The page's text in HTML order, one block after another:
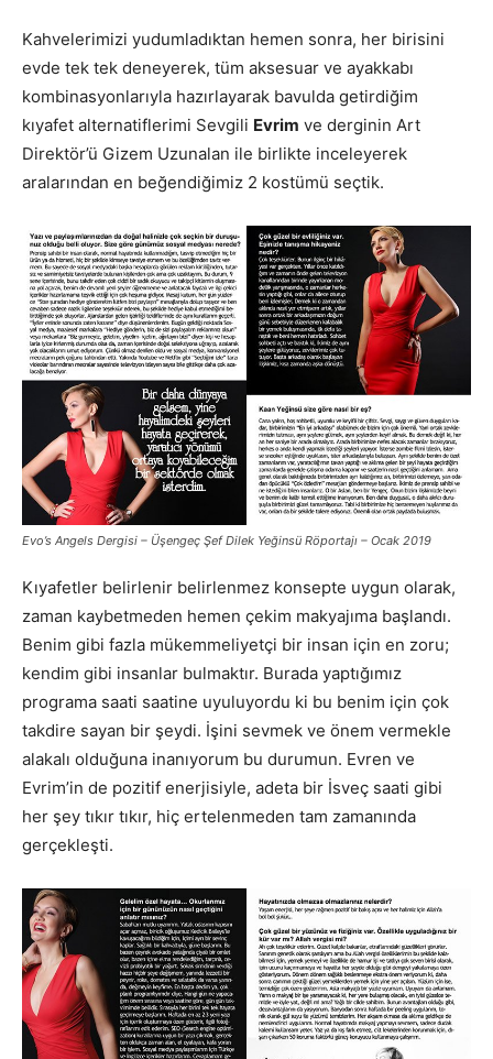
Kahvelerimizi yudumladıktan hemen sonra, her birisini
evde tek tek deneyerek, tüm aksesuar ve ayakkabı
kombinasyonlarıyla hazırlayarak bavulda getirdiğim
kıyafet alternatiflerimi Sevgili Evrim ve derginin Art
Direktör’ü Gizem Uzunalan ile birlikte inceleyerek
aralarından en beğendiğimiz 2 kostümü seçtik.
Evo’s Angels Dergisi – Üşengeç Şef Dilek Yeğinsü Röportajı – Ocak 2019
Kıyafetler belirlenir belirlenmez konsepte uygun olarak,
zaman kaybetmeden hemen çekim makyajıma başlandı.
Benim gibi fazla mükemmeliyetçi bir insan için en zoru;
kendim gibi insanlar bulmaktır. Burada yaptığımız
programa saati saatine uyuluyordu ki bu benim için çok
takdire sayan bir şeydi. İşini sevmek ve önem vermekle
alakalı olduğuna inanıyorum bu durumun. Evren ve
Evrim’in de pozitif enerjisiyle, adeta bir İsveç saati gibi
her şey tıkır tıkır, hiç ertelenmeden tam zamanında
gerçekleşti.